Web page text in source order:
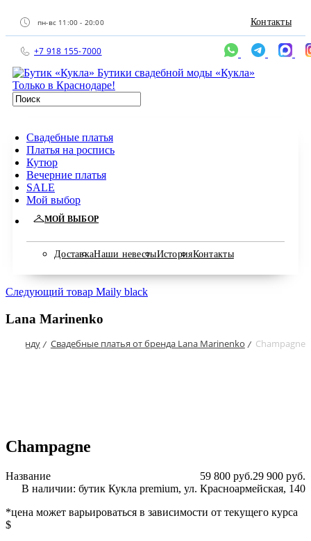
пн-вс 11:00 - 20:00 Контакты
+7 918 155-7000
Бутики свадебной моды «Кукла»
Только в Краснодаре!
Свадебные платья
Платья на роспись
Кутюр
Вечерние платья
SALE
Мой выбор
МОЙ ВЫБОР
ДоставкаНаши невестыИсторияКонтакты
Следующий товар Maily black
Lana Marinenko
бренду / Свадебные платья от бренда Lana Marinenko / Champagne
Champagne
29 900 руб.
59 800 руб.
В наличии: бутик Кукла premium, ул. Красноармейская, 140
*цена может варьироваться в зависимости от текущего курса
$
Название